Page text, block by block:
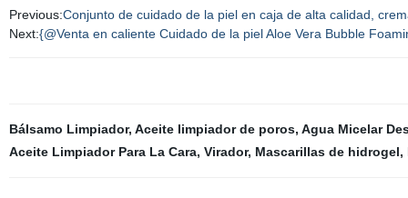
Previous:Conjunto de cuidado de la piel en caja de alta calidad,
Next:{@Venta en caliente Cuidado de la piel Aloe Vera Bubble
Bálsamo Limpiador, Aceite limpiador de poros, Agua Micelar
Aceite Limpiador Para La Cara, Virador, Mascarillas de hidrogel,